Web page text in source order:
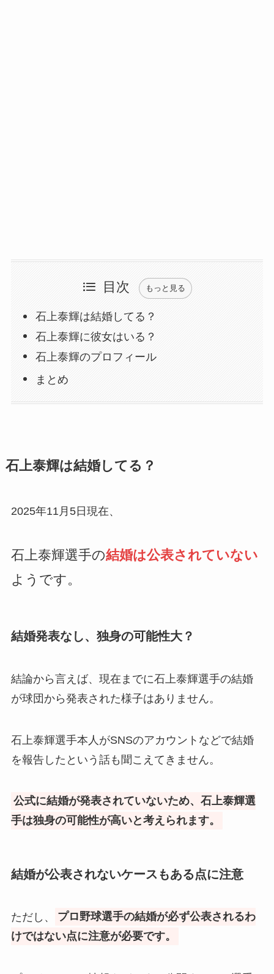
目次 もっと見る
石上泰輝は結婚してる？
石上泰輝に彼女はいる？
石上泰輝のプロフィール
まとめ
石上泰輝は結婚してる？
2025年11月5日現在、
石上泰輝選手の結婚は公表されていない
ようです。
結婚発表なし、独身の可能性大？
結論から言えば、現在までに石上泰輝選手の結婚
が球団から発表された様子はありません。
石上泰輝選手本人がSNSのアカウントなどで結婚
を報告したという話も聞こえてきません。
公式に結婚が発表されていないため、石上泰輝選
手は独身の可能性が高いと考えられます。
結婚が公表されないケースもある点に注意
ただし、
プロ野球選手の結婚が必ず公表されるわ
けではない点に注意が必要です。